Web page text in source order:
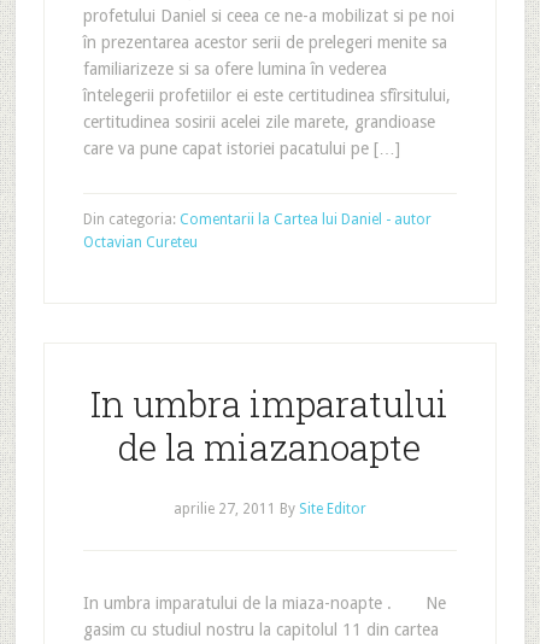
profetului Daniel si ceea ce ne-a mobilizat si pe noi
în prezentarea acestor serii de prelegeri menite sa
familiarizeze si sa ofere lumina în vederea
întelegerii profetiilor ei este certitudinea sfîrsitului,
certitudinea sosirii acelei zile marete, grandioase
care va pune capat istoriei pacatului pe […]
Din categoria: Comentarii la Cartea lui Daniel - autor
Octavian Cureteu
In umbra imparatului
de la miazanoapte
aprilie 27, 2011 By Site Editor
In umbra imparatului de la miaza-noapte . Ne
gasim cu studiul nostru la capitolul 11 din cartea